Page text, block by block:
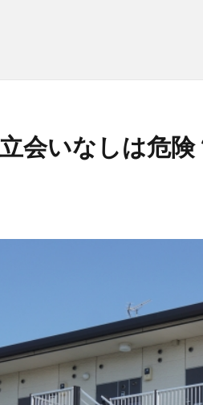
会いなしは危